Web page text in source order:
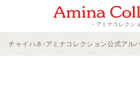
- アミナコレクシ
チャイハネ-アミナコレクション公式アル